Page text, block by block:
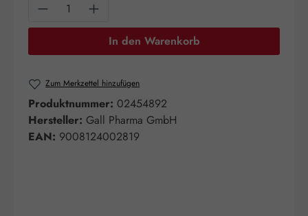
Produkt Anzahl: Gib den gewünschten
In den Warenkorb
Zum Merkzettel hinzufügen
Produktnummer: 02454892
Hersteller: Gall Pharma GmbH
EAN: 9008124002819